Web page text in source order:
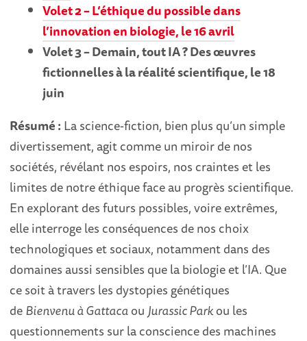
Volet 2 – L’éthique du possible dans
l’innovation en biologie, le 16 avril
Volet 3 – Demain, tout IA ? Des œuvres
fictionnelles à la réalité scientifique, le 18
juin
Résumé : La science-fiction, bien plus qu’un simple
divertissement, agit comme un miroir de nos
sociétés, révélant nos espoirs, nos craintes et les
limites de notre éthique face au progrès scientifique.
En explorant des futurs possibles, voire extrêmes,
elle interroge les conséquences de nos choix
technologiques et sociaux, notamment dans des
domaines aussi sensibles que la biologie et l’IA. Que
ce soit à travers les dystopies génétiques
deBienvenu à Gattacaou Jurassic Parkou les
questionnements sur la conscience des machines